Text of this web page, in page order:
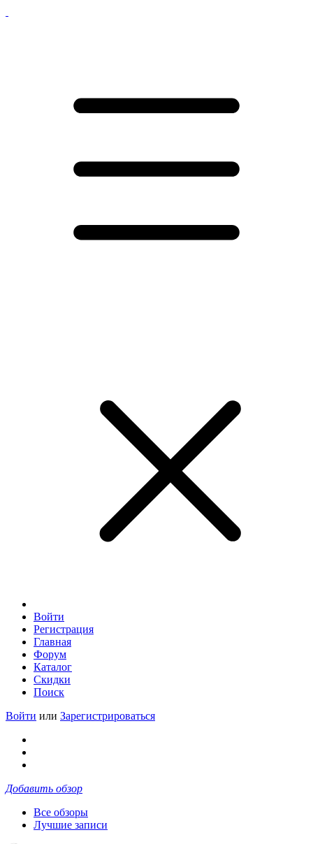
Войти
Регистрация
Главная
Форум
Каталог
Скидки
Поиск
Войти или Зарегистрироваться
Добавить обзор
Все обзоры
Лучшие записи